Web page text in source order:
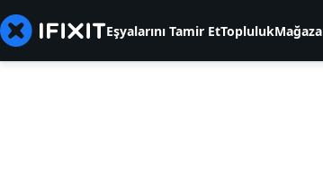
Eşyalarını Tamir EtToplulukMağaza